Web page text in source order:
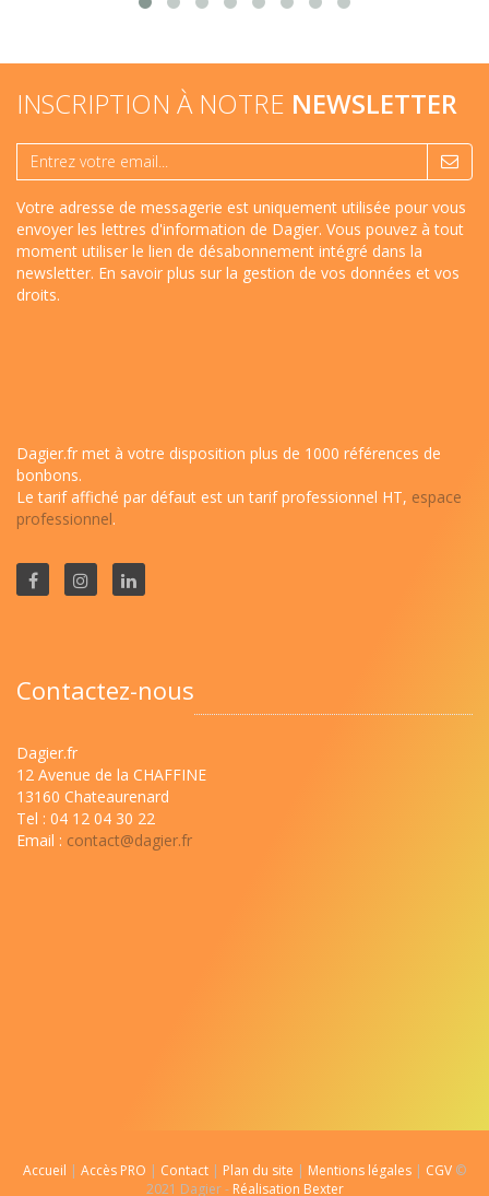
INSCRIPTION À NOTRE NEWSLETTER
Votre adresse de messagerie est uniquement utilisée pour vous
envoyer les lettres d'information de Dagier. Vous pouvez à tout
moment utiliser le lien de désabonnement intégré dans la
newsletter. En savoir plus sur la gestion de vos données et vos
droits.
Dagier.fr met à votre disposition plus de 1000 références de
bonbons.
Le tarif affiché par défaut est un tarif professionnel HT, espace
professionnel.
Contactez-nous
Dagier.fr
12 Avenue de la CHAFFINE
13160 Chateaurenard
Tel : 04 12 04 30 22
Email : contact@dagier.fr
Accueil | Accès PRO | Contact | Plan du site | Mentions légales | CGV ©
2021 Dagier - Réalisation Bexter